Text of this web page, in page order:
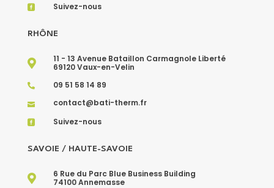
 Suivez-nous
RHÔNE

11 - 13 Avenue Bataillon Carmagnole Liberté
69120 Vaux-en-Velin
 09 51 58 14 89
 contact@bati-therm.fr
 Suivez-nous
SAVOIE / HAUTE-SAVOIE

6 Rue du Parc Blue Business Building
74100 Annemasse